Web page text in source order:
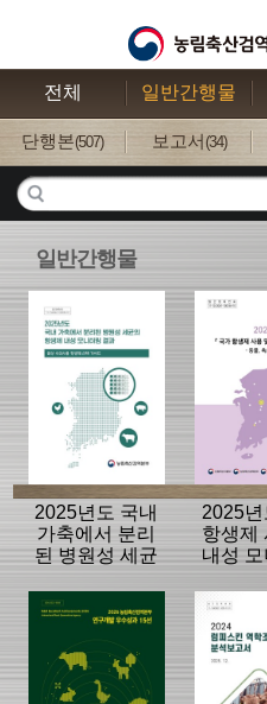
전체 일반간행물
단행본(507) 보고서 (34)
일반간행물
2025년도 국내
가축에서 분리
된 병원성 세균
모니터링 결과
2025
항생제
내성